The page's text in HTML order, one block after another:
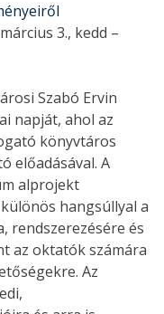
3., kedd –
Szabó Ervin
napját, ahol az
könyvtáros
előadásával. A
alprojekt
hangsúllyal a
rendszerezésére és
az oktatók számára
Az